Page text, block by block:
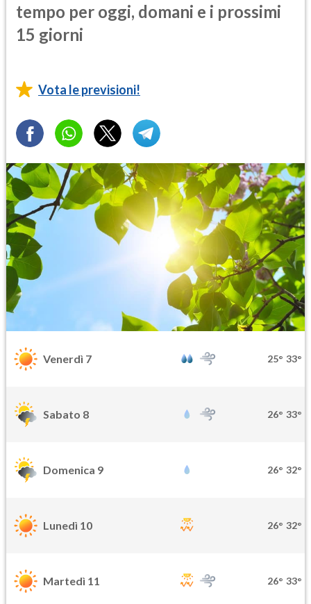
tempo per oggi, domani e i prossimi
15 giorni
Vota le previsioni!
Venerdì 7 25° 33°
Sabato 8 26° 33°
Domenica 9 26° 32°
Lunedì 10 26° 32°
Martedì 11 26° 33°